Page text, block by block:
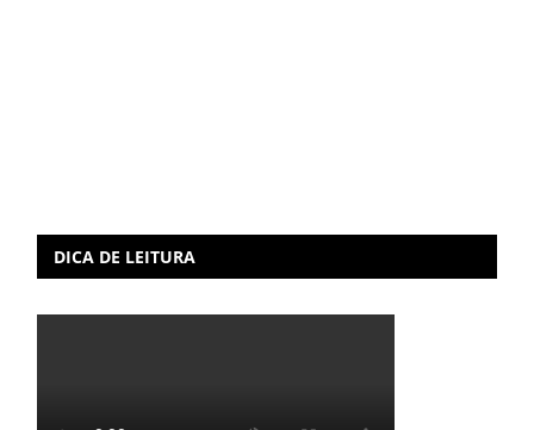
DICA DE LEITURA